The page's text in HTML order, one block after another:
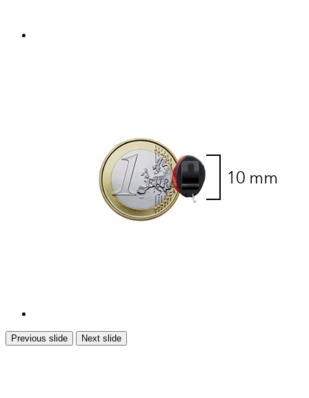
Previous slide Next slide